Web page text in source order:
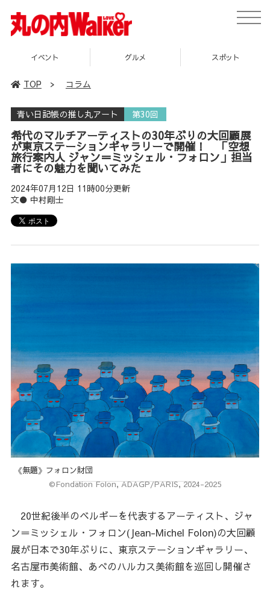
toggle
グルメ スポット 企画
TOP > コラム
青い日記帳の推し丸アート 第30回
希代のマルチアーティストの30年ぶりの大回顧展
が東京ステーションギャラリーで開催！ 「空想
旅行案内人 ジャン＝ミッシェル・フォロン」担当
者にその魅力を聞いてみた
2024年07月12日 11時00分更新
文● 中村剛士
《無題》フォロン財団
©Fondation Folon, ADAGP/PARIS, 2024-2025
20世紀後半のベルギーを代表するアーティスト、ジャ
ン＝ミッシェル・フォロン(Jean-Michel Folon)の大回顧
展が日本で30年ぶりに、東京ステーションギャラリー、
名古屋市美術館、あべのハルカス美術館を巡回し開催さ
れます。